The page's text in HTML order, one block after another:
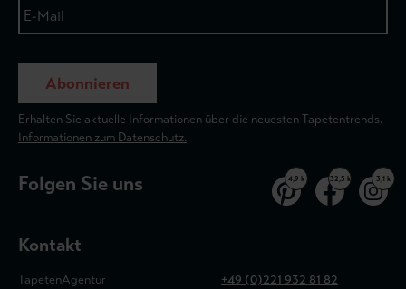
Abonnieren
Erhalten Sie aktuelle Informationen über die neuesten Tapetentrends.
Informationen zum Datenschutz.
Folgen Sie uns 4,9 k 32,5 k 3,1 k
Kontakt
TapetenAgentur
+49 (0)221 932 81 82